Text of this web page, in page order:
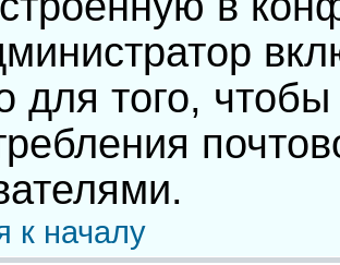
для того, чтобы
к началу